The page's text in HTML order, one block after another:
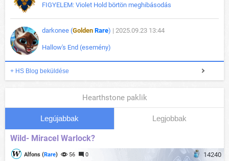
FIGYELEM: Violet Hold börtön meghibásodás
darkonee (Golden Rare) | 2025.09.23 13:44
Hallow's End (esemény)
+ HS Blog beküldése
Hearthstone paklik
Legújabbak Legjobbak
Wild- Miracel Warlock?
14240
Alfons (Rare) 56 0